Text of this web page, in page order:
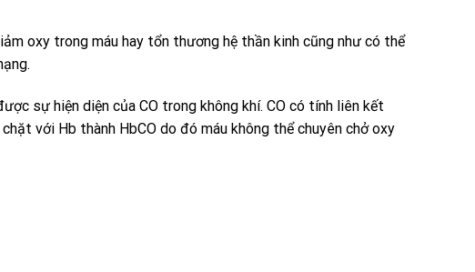
oxy trong máu hay tổn thương hệ thần kinh cũng như có thể
sự hiện diện của CO trong không khí. CO có tính liên kết
với Hb thành HbCO do đó máu không thể chuyên chở oxy